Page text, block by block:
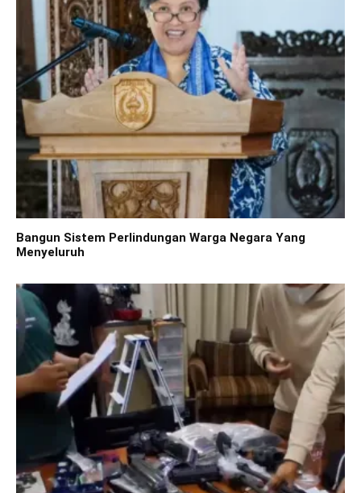
Bangun Sistem Perlindungan Warga Negara Yang
Menyeluruh